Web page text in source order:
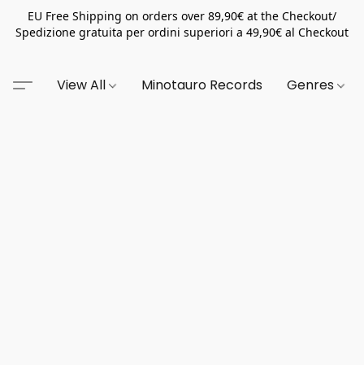
EU Free Shipping on orders over 89,90€ at the Checkout/
Spedizione gratuita per ordini superiori a 49,90€ al Checkout
View All Minotauro Records Genres